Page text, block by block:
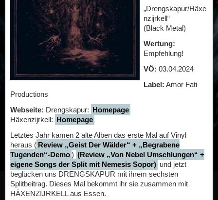
„Drengskapur/Häxe
nzijrkell“
(Black Metal)
Wertung:
Empfehlung!
VÖ: 03.04.2024
Label: Amor Fati
Productions
Webseite: Drengskapur: Homepage
Häxenzijrkell: Homepage
Letztes Jahr kamen 2 alte Alben das erste Mal auf Vinyl
heraus ( Review „Geist Der Wälder“ + „Begrabene
Tugenden“-Demo) (Review „Von Nebel Umschlungen“ +
eigene Songs der Split mit Nemesis Sopor) und jetzt
beglücken uns DRENGSKAPUR mit ihrem sechsten
Splitbeitrag. Dieses Mal bekommt ihr sie zusammen mit
HÄXENZIJRKELL aus Essen.